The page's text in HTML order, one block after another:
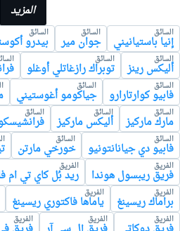
المزيد
السائق
إنيا باستيانيني
السائق
جوان مير
السائق
بيدرو
السائق
أليكس رينز
السائق
توبراك رازغاتلي أوغلو
السائق
فابيو كوارتارارو
السائق
جياكومو أغوستيني
السائق
مارك ماركيز
السائق
أليكس ماركيز
السائق
فرانشيسكو
السائق
فابيو دي جيانانتونيو
السائق
خورخي مارتن
الفريق
فريق ريبسول هوندا
الفريق
ريد بُل كاي تي ام
الفريق
براماك ريسينغ
الفريق
ياماها فاكتوري ريسينغ
الفريق الفريق الفريق